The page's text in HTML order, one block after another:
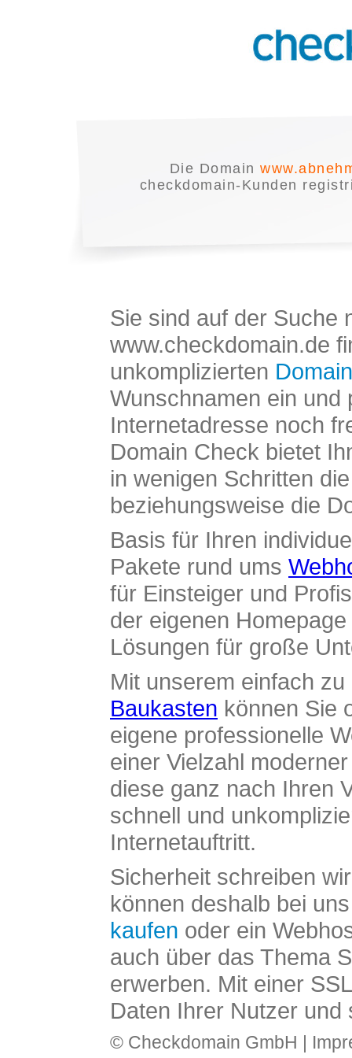
Die Domain
checkdomain-Kunden
Sie sind auf der Suche
www.checkdomain.de
unkomplizierten
Wunschnamen ein und
Internetadresse noch
Domain Check bietet
in wenigen Schritten
beziehungsweise die
Basis für Ihren
Pakete rund ums
für Einsteiger und
der eigenen
Lösungen für große
Mit unserem einfach
Baukasten können Sie
eigene professionelle
einer Vielzahl
diese ganz nach Ihren
schnell und
Internetauftritt.
Sicherheit schreiben
können deshalb bei
kaufen oder ein
auch über das Thema
erwerben. Mit einer
Daten Ihrer Nutzer und
© Checkdomain GmbH |